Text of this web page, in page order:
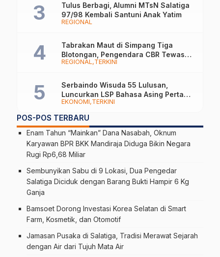
REGIONAL
Tulus Berbagi, Alumni MTsN Salatiga
97/98 Kembali Santuni Anak Yatim
REGIONAL TERKINI
Tabrakan Maut di Simpang Tiga
Blotongan, Pengendara CBR Tewas
Usai Dilarikan ke RS
EKONOMI TERKINI
Serbaindo Wisuda 55 Lulusan,
Luncurkan LSP Bahasa Asing Pertama
di Indonesia
POS-POS TERBARU
Enam Tahun “Mainkan” Dana Nasabah, Oknum
Karyawan BPR BKK Mandiraja Diduga Bikin Negara
Rugi Rp6,68 Miliar
Sembunyikan Sabu di 9 Lokasi, Dua Pengedar
Salatiga Diciduk dengan Barang Bukti Hampir 6 Kg
Ganja
Bamsoet Dorong Investasi Korea Selatan di Smart
Farm, Kosmetik, dan Otomotif
Jamasan Pusaka di Salatiga, Tradisi Merawat Sejarah
dengan Air dari Tujuh Mata Air